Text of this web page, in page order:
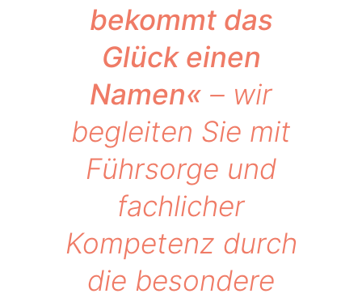
bekommt das
Glück einen
Namen« – wir
begleiten Sie mit
Führsorge und
fachlicher
Kompetenz durch
die besondere